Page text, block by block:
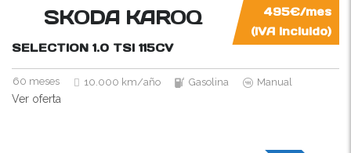
495€/mes
(IVA incluido)
SKODA KAROQ
SELECTION 1.0 TSI 115CV
60 meses 10.000 km/año Gasolina Manual
Ver oferta